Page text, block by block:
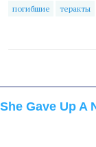
погибшие теракты